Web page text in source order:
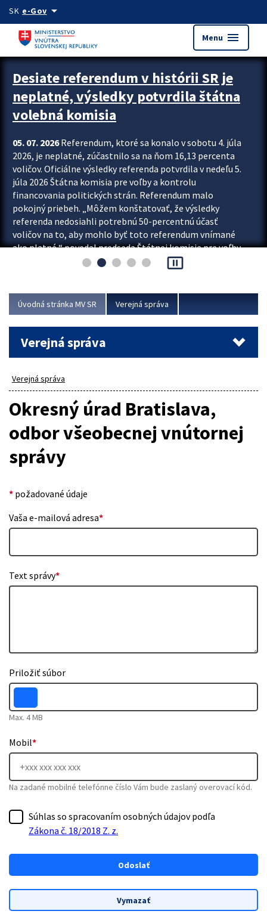
Preskocit na hlavný obsah
SK e-Govarrow_drop_down
Menu menu
Zastavit automatický posun upútavok
Desiate referendum v histórii SR je
neplatné, výsledky potvrdila štátna
volebná komisia
05. 07. 2026Referendum, ktoré sa konalo v sobotu 4. júla
2026, je neplatné, zúčastnilo sa na ňom 16,13 percenta
voličov. Oficiálne výsledky referenda potvrdila v nedeľu 5.
júla 2026 Štátna komisia pre voľby a kontrolu
financovania politických strán. Referendum malo
pokojný priebeh. „Môžem konštatovať, že výsledky
referenda nedosiahli potrebnú 50-percentnú účasť
voličov na to, aby mohlo byť toto referendum vnímané
ako platné,“ povedal predseda Štátnej komisie pre voľby
a kontrolu financovania politických...
pause_presentation
Úvodná stránka MV SR Verejná správa
Verejná správa
Verejná správa
Okresný úrad Bratislava,
odbor všeobecnej vnútornej
správy
* požadované údaje
Vaša e-mailová adresa*
Text správy*
Priložiť súbor
Max. 4 MB
Mobil*
Na zadané mobilné telefónne číslo Vám bude zaslaný overovací kód.
Súhlas so spracovaním osobných údajov podľa
Zákona č. 18/2018 Z. z.